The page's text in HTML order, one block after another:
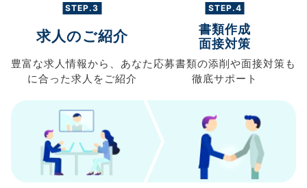
STEP.3
求人のご紹介
豊富な求人情報から、 あなた
に合った求人を ご紹介
STEP.4
書類作成
面接対策
応募書類の添削や面接対策も
徹底サポート